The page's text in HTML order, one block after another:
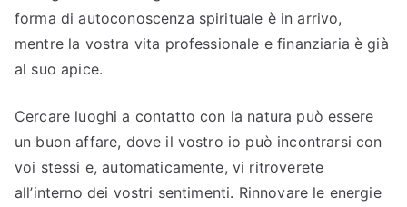
forma di autoconoscenza spirituale è in arrivo,
mentre la vostra vita professionale e finanziaria è già
al suo apice.
Cercare luoghi a contatto con la natura può essere
un buon affare, dove il vostro io può incontrarsi con
voi stessi e, automaticamente, vi ritroverete
all’interno dei vostri sentimenti. Rinnovare le energie